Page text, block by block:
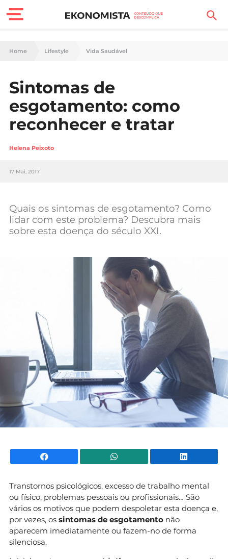
Finanças Pessoais
Carreira
Casa
Lifestyle
Sociedade
Negócios
Mundial 2026
Home Lifestyle Vida Saudável
Sintomas de
esgotamento: como
reconhecer e tratar
Helena Peixoto
17 Mai, 2017
Quais os sintomas de esgotamento? Como
lidar com este problema? Descubra mais
sobre esta doença do século XXI.
Facebook WhatsApp
Transtornos psicológicos, excesso de trabalho mental
ou físico, problemas pessoais ou profissionais… São
vários os motivos que podem despoletar esta doença e,
por vezes, os sintomas de esgotamento não
aparecem imediatamente ou fazem-no de forma
silenciosa.